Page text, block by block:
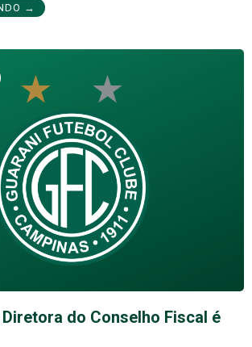
→
do Conselho Fiscal é